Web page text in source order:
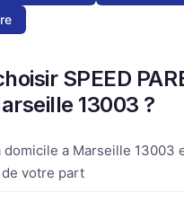
SPEED
13003 ?
a Marseille 13003
votre part